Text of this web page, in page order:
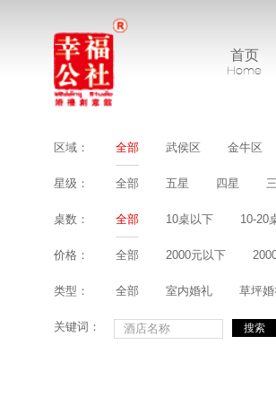
首页
Home
区域： 全部 武侯区 金牛区
星级： 全部 五星 四星
桌数： 全部 10桌以下 10-20
价格： 全部 2000元以下
类型： 全部 室内婚礼 草坪
关键词：